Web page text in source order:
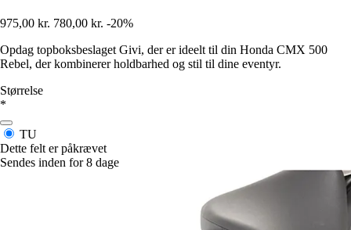
975,00 kr. 780,00 kr. -20%
Opdag topboksbeslaget Givi, der er ideelt til din Honda CMX 500
Rebel, der kombinerer holdbarhed og stil til dine eventyr.
Størrelse
*
TU
Dette felt er påkrævet
Sendes inden for 8 dage